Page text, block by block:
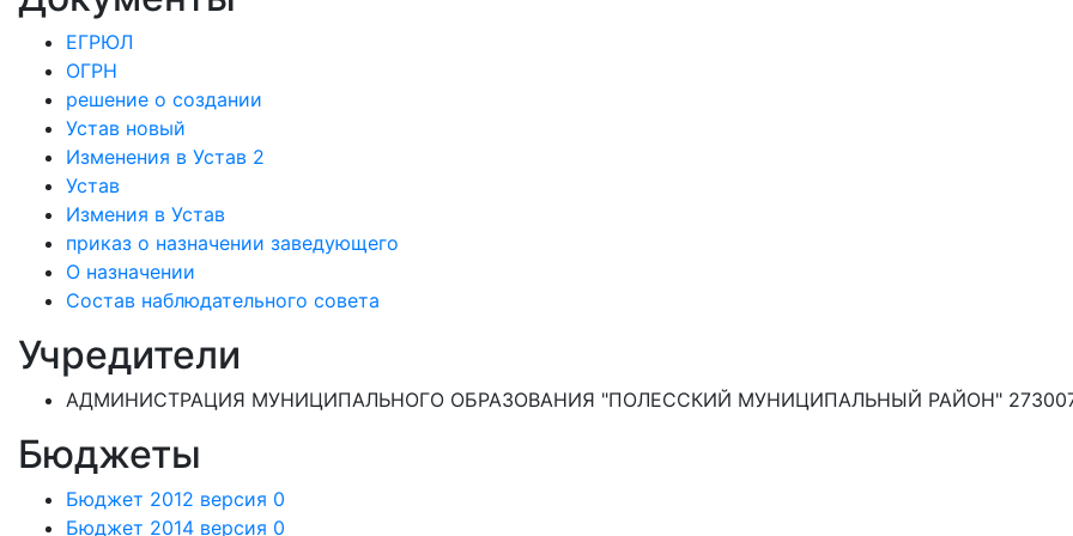
ЕГРЮЛ
ОГРН
решение о создании
Устав новый
Изменения в Устав 2
Устав
Измения в Устав
приказ о назначении заведующего
О назначении
Состав наблюдательного совета
Учредители
АДМИНИСТРАЦИЯ МУНИЦИПАЛЬНОГО ОБРАЗОВАНИЯ "ПОЛЕССКИЙ МУНИЦИПАЛЬНЫЙ РАЙОН"
Бюджеты
Бюджет 2012 версия 0
Бюджет 2014 версия 0